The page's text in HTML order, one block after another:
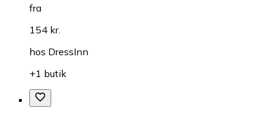
fra
154 kr.
hos DressInn
+1 butik